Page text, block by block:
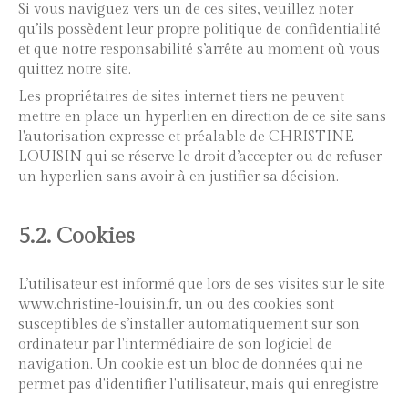
Si vous naviguez vers un de ces sites, veuillez noter
qu’ils possèdent leur propre politique de confidentialité
et que notre responsabilité s’arrête au moment où vous
quittez notre site.
Les propriétaires de sites internet tiers ne peuvent
mettre en place un hyperlien en direction de ce site sans
l'autorisation expresse et préalable de CHRISTINE
LOUISIN qui se réserve le droit d’accepter ou de refuser
un hyperlien sans avoir à en justifier sa décision.
5.2. Cookies
L’utilisateur est informé que lors de ses visites sur le site
www.christine-louisin.fr, un ou des cookies sont
susceptibles de s’installer automatiquement sur son
ordinateur par l'intermédiaire de son logiciel de
navigation. Un cookie est un bloc de données qui ne
permet pas d'identifier l'utilisateur, mais qui enregistre